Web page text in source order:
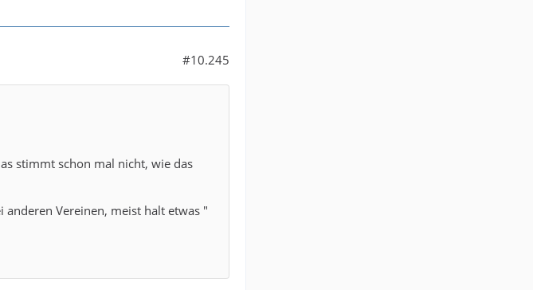
#10.245
stimmt schon mal nicht, wie das
Vereinen, meist halt etwas "